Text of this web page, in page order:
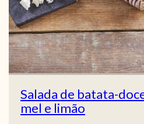
Salada de batata-
mel e limão